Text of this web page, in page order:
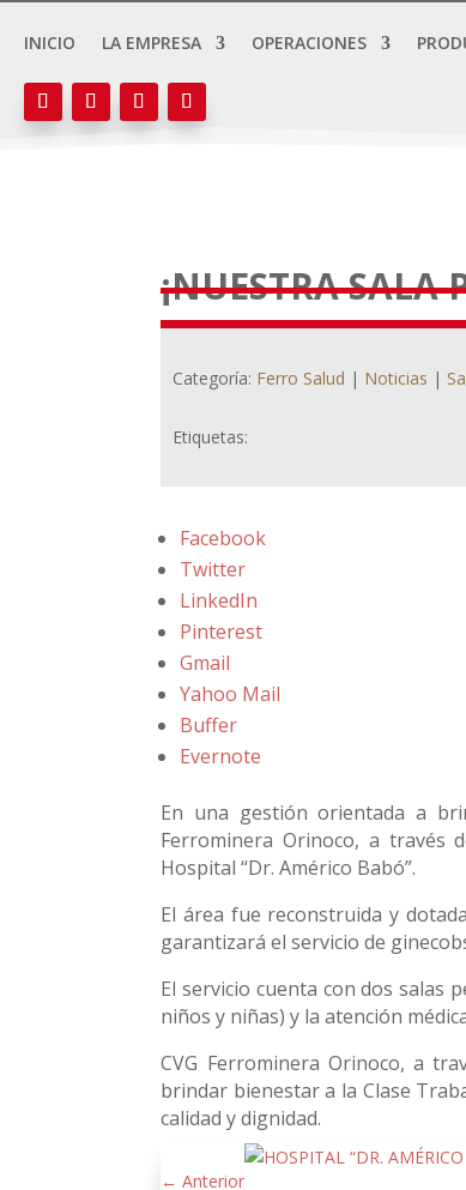
INICIO LA EMPRESA OPERACIONES
¡NUESTRA SALA
Categoría: Ferro Salud | Noticias |
Etiquetas:
Facebook
Twitter
LinkedIn
Pinterest
Gmail
Yahoo Mail
Buffer
Evernote
En una gestión orientada a
Ferrominera Orinoco, a través
Hospital “Dr. Américo Babó”.
El área fue reconstruida y
garantizará el servicio de
El servicio cuenta con dos salas
niños y niñas) y la atención
CVG Ferrominera Orinoco, a
brindar bienestar a la Clase
calidad y dignidad.
←Anterior